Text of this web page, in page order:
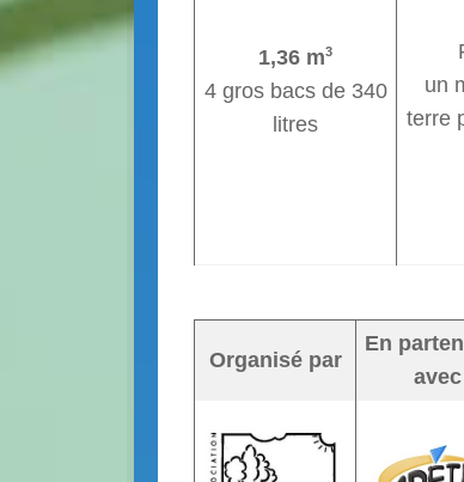
1,36 m3
4 gros bacs de 340
litres
un
terre
Organisé par
En
avec